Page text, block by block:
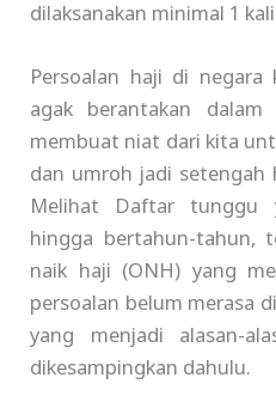
dilaksanakan minimal 1
Persoalan haji di
agak berantakan dalam
membuat niat dari kita
dan umroh jadi setengah
Melihat Daftar tunggu
hingga bertahun-tahun,
naik haji (ONH) yang
persoalan belum merasa
yang menjadi alasan-
dikesampingkan dahulu.